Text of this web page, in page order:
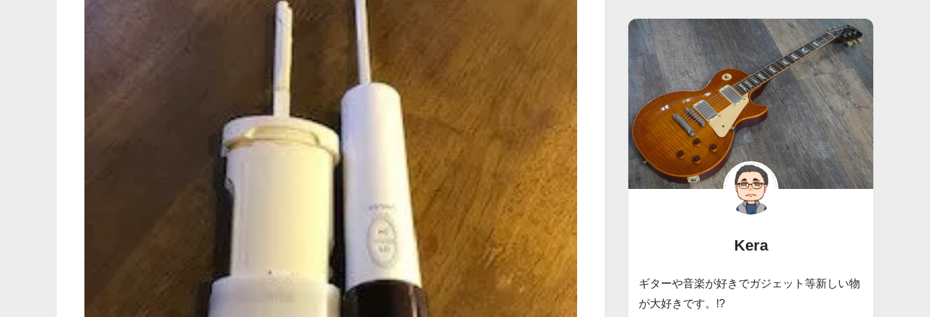
Kera
ギターや音楽が好きでガジェット等新しい物
が大好きです。!?